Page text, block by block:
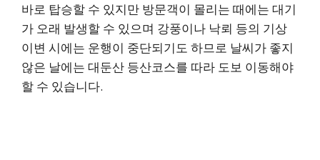
바로 탑승할 수 있지만 방문객이 몰리는 때에는 대기
가 오래 발생할 수 있으며 강풍이나 낙뢰 등의 기상
이변 시에는 운행이 중단되기도 하므로 날씨가 좋지
않은 날에는 대둔산 등산코스를 따라 도보 이동해야
할 수 있습니다.